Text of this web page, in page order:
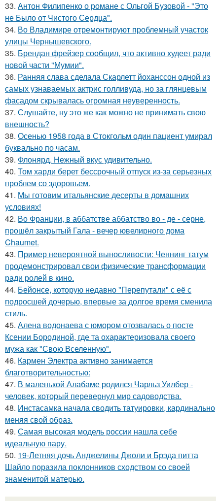
33. Антон Филипенко о романе с Ольгой Бузовой - "Это
не Было от Чистого Сердца".
34. Во Владимире отремонтируют проблемный участок
улицы Чернышевского.
35. Брендан фрейзер сообщил, что активно худеет ради
новой части "Мумии".
36. Ранняя слава сделала Скарлетт йоханссон одной из
самых узнаваемых актрис голливуда, но за глянцевым
фасадом скрывалась огромная неуверенность.
37. Слушайте, ну это же как можно не принимать свою
внешность?
38. Осенью 1958 года в Стокгольм один пациент умирал
буквально по часам.
39. Флонярд. Нежный вкус удивительно.
40. Том харди берет бессрочный отпуск из-за серьезных
проблем со здоровьем.
41. Мы готовим итальянские десерты в домашних
условиях!
42. Во Франции, в аббатстве аббатство во - де - серне,
прошёл закрытый Гала - вечер ювелирного дома
Chaumet.
43. Пример невероятной выносливости: Ченнинг татум
продемонстрировал свои физические трансформации
ради ролей в кино.
44. Бейонсе, которую недавно "Перепутали" с её с
подросшей дочерью, впервые за долгое время сменила
стиль.
45. Алена водонаева с юмором отозвалась о посте
Ксении Бородиной, где та охарактеризовала своего
мужа как "Свою Вселенную".
46. Кармен Электра активно занимается
благотворительностью:
47. В маленькой Алабаме родился Чарльз Уилбер -
человек, который перевернул мир садоводства.
48. Инстасамка начала сводить татуировки, кардинально
меняя свой образ.
49. Самая высокая модель россии нашла себе
идеальную пару.
50. 19-Летняя дочь Анджелины Джоли и Брэда питта
Шайло поразила поклонников сходством со своей
знаменитой матерью.